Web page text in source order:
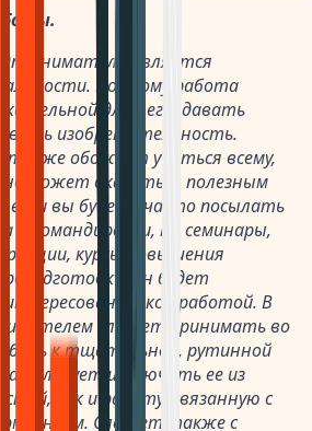
является
Поэтому работа
для него, давать
изобретательность.
обожает учиться всему,
может оказаться полезным
если вы будете часто посылать
в командировки, на семинары,
курсы повышения
он будет
такой работой. В
следует принимать во
к тщательной, рутинной
следует исключить ее из
как и работу, связанную с
Следует также с